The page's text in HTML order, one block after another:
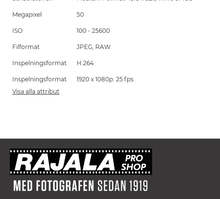
Megapixel 50
ISO 100 - 25600
Filformat JPEG, RAW
Inspelningsformat H.264
Inspelningsformat
1920 x 1080p: 25 fps
Visa alla attribut